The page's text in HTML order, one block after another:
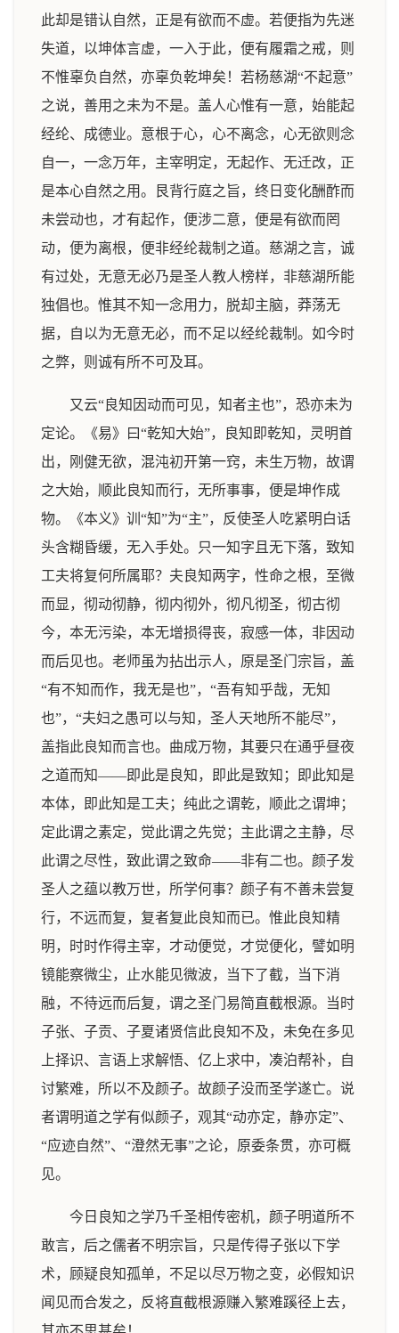
此却是错认自然，正是有欲而不虚。若便指为先迷
失道，以坤体言虚，一入于此，便有履霜之戒，则
不惟辜负自然，亦辜负乾坤矣！若杨慈湖“不起意”
之说，善用之未为不是。盖人心惟有一意，始能起
经纶、成德业。意根于心，心不离念，心无欲则念
自一，一念万年，主宰明定，无起作、无迁改，正
是本心自然之用。艮背行庭之旨，终日变化酬酢而
未尝动也，才有起作，便涉二意，便是有欲而罔
动，便为离根，便非经纶裁制之道。慈湖之言，诚
有过处，无意无必乃是圣人教人榜样，非慈湖所能
独倡也。惟其不知一念用力，脱却主脑，莽荡无
据，自以为无意无必，而不足以经纶裁制。如今时
之弊，则诚有所不可及耳。
又云“良知因动而可见，知者主也”，恐亦未为
定论。《易》曰“乾知大始”，良知即乾知，灵明首
出，刚健无欲，混沌初开第一窍，未生万物，故谓
之大始，顺此良知而行，无所事事，便是坤作成
物。《本义》训“知”为“主”，反使圣人吃紧明白话
头含糊昏缓，无入手处。只一知字且无下落，致知
工夫将复何所属耶？夫良知两字，性命之根，至微
而显，彻动彻静，彻内彻外，彻凡彻圣，彻古彻
今，本无污染，本无增损得丧，寂感一体，非因动
而后见也。老师虽为拈出示人，原是圣门宗旨，盖
“有不知而作，我无是也”，“吾有知乎哉，无知
也”，“夫妇之愚可以与知，圣人天地所不能尽”，
盖指此良知而言也。曲成万物，其要只在通乎昼夜
之道而知――即此是良知，即此是致知；即此知是
本体，即此知是工夫；纯此之谓乾，顺此之谓坤；
定此谓之素定，觉此谓之先觉；主此谓之主静，尽
此谓之尽性，致此谓之致命――非有二也。颜子发
圣人之蕴以教万世，所学何事？颜子有不善未尝复
行，不远而复，复者复此良知而已。惟此良知精
明，时时作得主宰，才动便觉，才觉便化，譬如明
镜能察微尘，止水能见微波，当下了截，当下消
融，不待远而后复，谓之圣门易简直截根源。当时
子张、子贡、子夏诸贤信此良知不及，未免在多见
上择识、言语上求解悟、亿上求中，凑泊帮补，自
讨繁难，所以不及颜子。故颜子没而圣学遂亡。说
者谓明道之学有似颜子，观其“动亦定，静亦定”、
“应迹自然”、“澄然无事”之论，原委条贯，亦可概
见。
今日良知之学乃千圣相传密机，颜子明道所不
敢言，后之儒者不明宗旨，只是传得子张以下学
术，顾疑良知孤单，不足以尽万物之变，必假知识
闻见而合发之，反将直截根源赚入繁难蹊径上去，